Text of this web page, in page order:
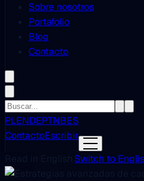
Sobre nosotros
Portafolio
Blog
Contacto
PLENDEPTNBES
ContactoEscribir
Switch to